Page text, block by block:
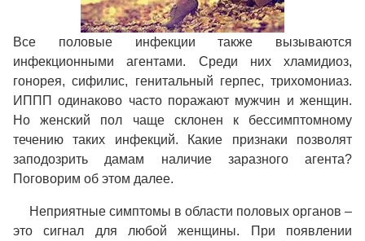
Все половые инфекции также вызываются
инфекционными агентами. Среди них хламидиоз,
гонорея, сифилис, генитальный герпес, трихомониаз.
ИППП одинаково часто поражают мужчин и женщин.
Но женский пол чаще склонен к бессимптомному
течению таких инфекций. Какие признаки позволят
заподозрить дамам наличие заразного агента?
Поговорим об этом далее.
Неприятные симптомы в области половых органов –
это сигнал для любой женщины. При появлении